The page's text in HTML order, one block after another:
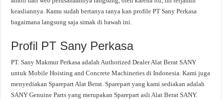
keasliannya. Kamu sudah bertanya tanya kan profile PT Sany Perkasa
bagaimana langsung saja simak di bawah ini.
Profil PT Sany Perkasa
PT. Sany Makmur Perkasa adalah Authorized Dealer Alat Berat SANY
untuk Mobile Hoisting and Concrete Machineries di Indonesia. Kami juga
menyediakan Sparepart Alat Berat. Sparepart yang kami sediakan adalah
SANY Genuine Parts yang merupakan Sparepart asli Alat Berat SANY.